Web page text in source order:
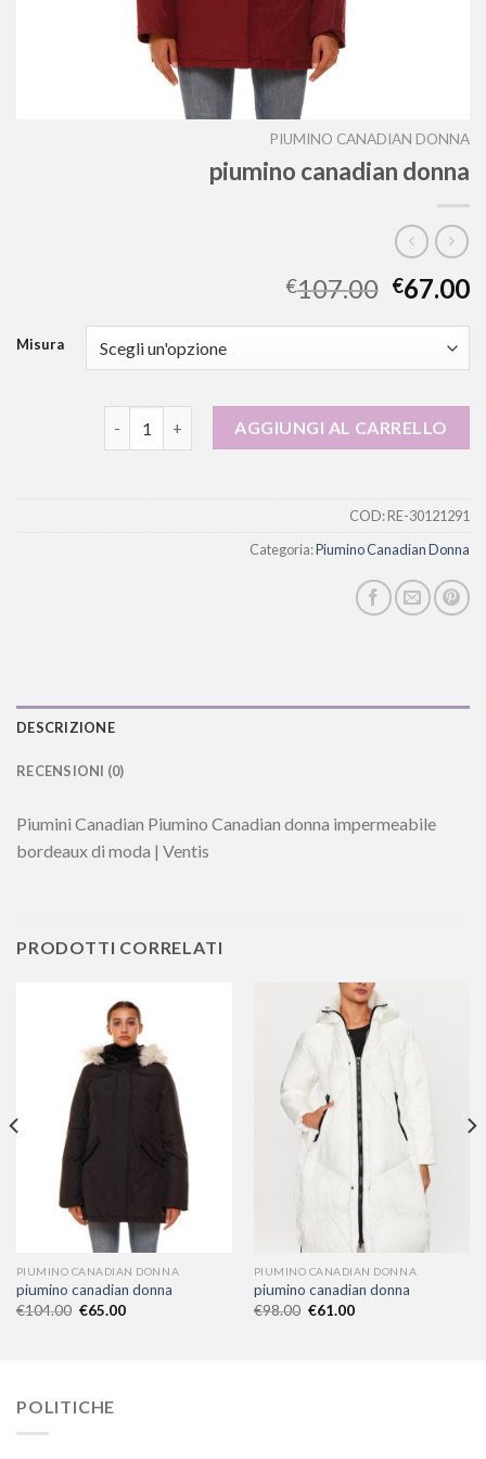
PIUMINO CANADIAN DONNA
piumino canadian donna
€107.00 €67.00
Misura
piumino canadian donna quantità
AGGIUNGI AL CARRELLO
COD:RE-30121291
Categoria:Piumino Canadian Donna
DESCRIZIONE
RECENSIONI (0)
Piumini Canadian Piumino Canadian donna impermeabile
bordeaux di moda | Ventis
PRODOTTI CORRELATI
PIUMINO CANADIAN DONNA
piumino canadian donna
€104.00 €65.00
PIUMINO CANADIAN DONNA
piumino canadian donna
€98.00 €61.00
POLITICHE